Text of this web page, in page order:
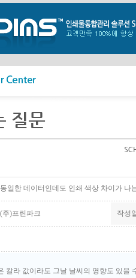
동일한 데이터인데도 인쇄 색상 차이가 나
(주)프린파크 작성
칼라 값이라도 그날 날씨의 영향도 있을